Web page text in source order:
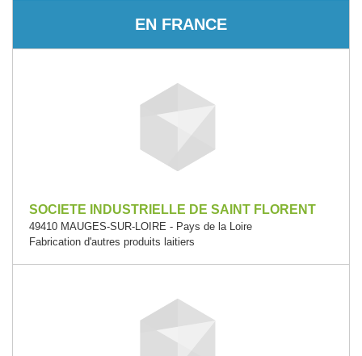
EN FRANCE
SOCIETE INDUSTRIELLE DE SAINT FLORENT
49410 MAUGES-SUR-LOIRE - Pays de la Loire
Fabrication d'autres produits laitiers